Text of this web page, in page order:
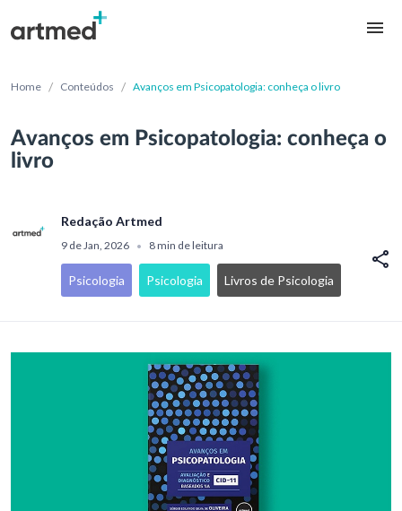
Home / Conteúdos / Avanços em Psicopatologia: conheça o livro
Avanços em Psicopatologia: conheça o
livro
Redação Artmed
9 de Jan, 2026 • 8 min de leitura
Psicologia Psicologia Livros de Psicologia